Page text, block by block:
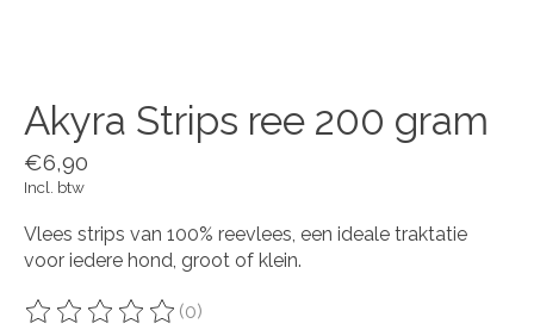
Akyra Strips ree 200 gram
€6,90
Incl. btw
Vlees strips van 100% reevlees, een ideale traktatie
voor iedere hond, groot of klein.
De beoordeling van dit product is
(0)